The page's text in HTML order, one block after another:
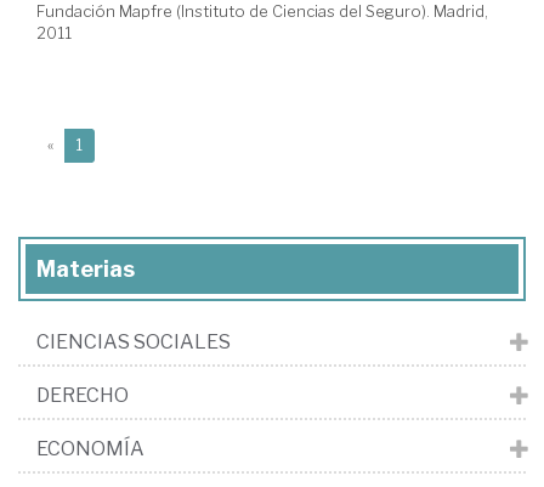
Fundación Mapfre (Instituto de Ciencias del Seguro). Madrid,
2011
« 1
Materias
CIENCIAS SOCIALES
DERECHO
ECONOMÍA